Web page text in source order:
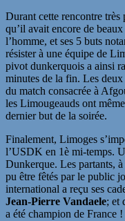
Durant cette rencontre
qu’il avait encore de
l’homme, et ses 5 buts
résister à une équipe de
pivot dunkerquois a ainsi
minutes de la fin. Les
du match consacrée à
les Limougeauds ont
dernier but de la soirée.
Finalement, Limoges
l’USDK en 1è mi-temps.
Dunkerque. Les partants,
pu être fêtés par le public
international a reçu ses
Jean-Pierre Vandaele; et
a été champion de France !